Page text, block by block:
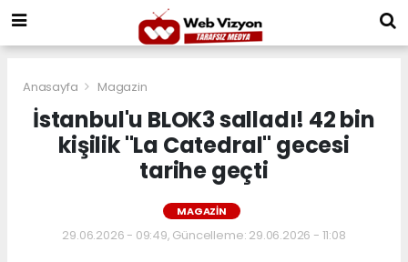
Anasayfa Magazin
İstanbul'u BLOK3 salladı! 42 bin
kişilik "La Catedral" gecesi
tarihe geçti
MAGAZIN
29.06.2026 - 09:49, Güncelleme: 29.06.2026 - 11:08